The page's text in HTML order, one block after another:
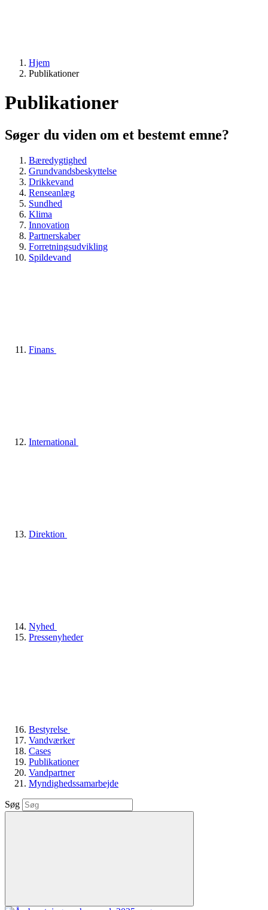
Hjem
Publikationer
Publikationer
Søger du viden om et bestemt emne?
Bæredygtighed
Grundvandsbeskyttelse
Drikkevand
Renseanlæg
Sundhed
Klima
Innovation
Partnerskaber
Forretningsudvikling
Spildevand
Finans
International
Direktion
Nyhed
Pressenyheder
Bestyrelse
Vandværker
Cases
Publikationer
Vandpartner
Myndighedssamarbejde
Søg